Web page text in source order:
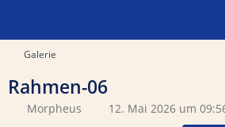
Galerie
Rahmen-06
Morpheus 12. Mai 2026 um